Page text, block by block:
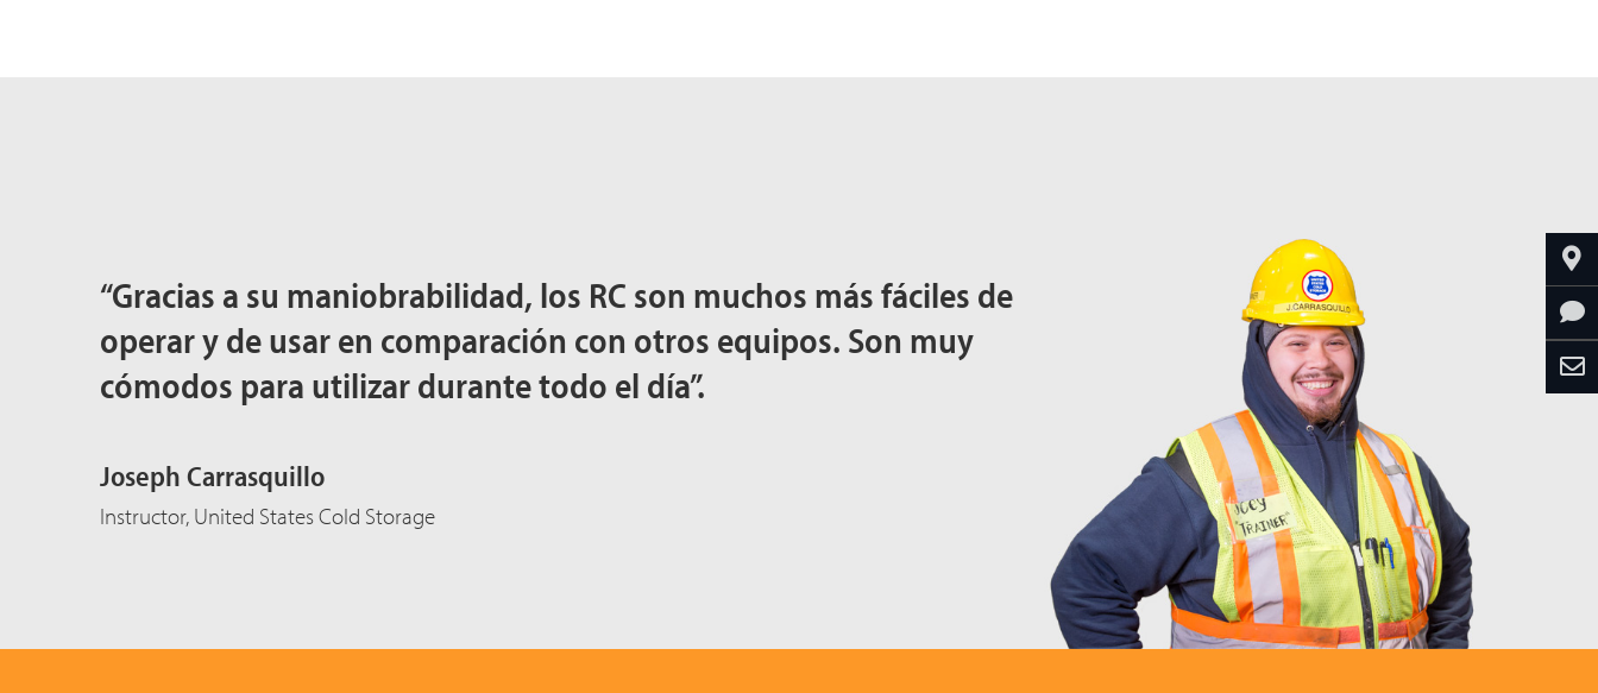
“Gracias a su maniobrabilidad, los RC son muchos más fáciles de
operar y de usar en comparación con otros equipos. Son muy
cómodos para utilizar durante todo el día”.
Joseph Carrasquillo
Instructor, United States Cold Storage